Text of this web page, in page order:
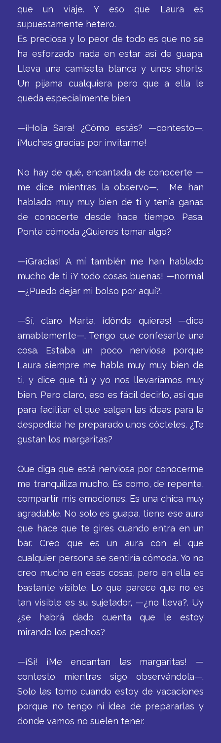
que un viaje. Y eso que Laura es
supuestamente hetero.
Es preciosa y lo peor de todo es que no se
ha esforzado nada en estar así de guapa.
Lleva una camiseta blanca y unos shorts.
Un pijama cualquiera pero que a ella le
queda especialmente bien.
—¡Hola Sara! ¿Cómo estás? —contesto—.
¡Muchas gracias por invitarme!
No hay de qué, encantada de conocerte —
me dice mientras la observo—. Me han
hablado muy muy bien de ti y tenía ganas
de conocerte desde hace tiempo. Pasa.
Ponte cómoda ¿Quieres tomar algo?
—¡Gracias! A mí también me han hablado
mucho de ti ¡Y todo cosas buenas! —normal
—¿Puedo dejar mi bolso por aquí?.
—Sí, claro Marta, ¡dónde quieras! —dice
amablemente—. Tengo que confesarte una
cosa. Estaba un poco nerviosa porque
Laura siempre me habla muy muy bien de
ti, y dice que tú y yo nos llevaríamos muy
bien. Pero claro, eso es fácil decirlo, así que
para facilitar el que salgan las ideas para la
despedida he preparado unos cócteles. ¿Te
gustan los margaritas?
Que diga que está nerviosa por conocerme
me tranquiliza mucho. Es como, de repente,
compartir mis emociones. Es una chica muy
agradable. No solo es guapa, tiene ese aura
que hace que te gires cuando entra en un
bar. Creo que es un aura con el que
cualquier persona se sentiría cómoda. Yo no
creo mucho en esas cosas, pero en ella es
bastante visible. Lo que parece que no es
tan visible es su sujetador, —¿no lleva?. Uy
¿se habrá dado cuenta que le estoy
mirando los pechos?
—¡Sí! ¡Me encantan las margaritas! —
contesto mientras sigo observándola—.
Solo las tomo cuando estoy de vacaciones
porque no tengo ni idea de prepararlas y
donde vamos no suelen tener.